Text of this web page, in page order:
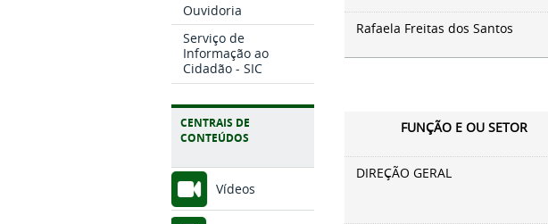
Ouvidoria
Serviço de
Informação ao
Cidadão - SIC
CENTRAIS DE
CONTEÚDOS
Vídeos
Rafaela Freitas dos Santos
FUNÇÃO E OU SETOR
DIREÇÃO GERAL